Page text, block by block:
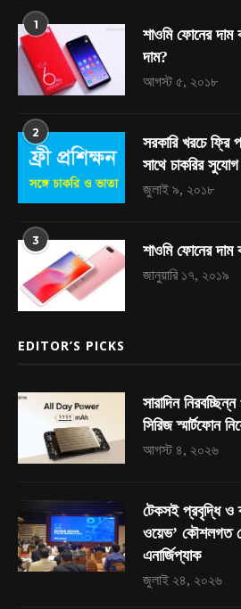
1
শাওমি ফোনের
দাম?
আগস্ট ৫, ২০১৮
2
সরকারি খরচে ফ্রি
সাথে চাকরির সুযোগ
জুলাই ৯, ২০১৮
3
শাওমি ফোনের
জানুয়ারি ১৭, ২০১৯
EDITOR’S PICKS
সারাদিন
সিরিজ স্মার্টফোন
আগস্ট ৪, ২০২৬
টেকসই প্রবৃদ্ধি ও
ওয়েভ’ কৌশলগত
এনার্জিপ্যাক
জুলাই ২৪, ২০২৬